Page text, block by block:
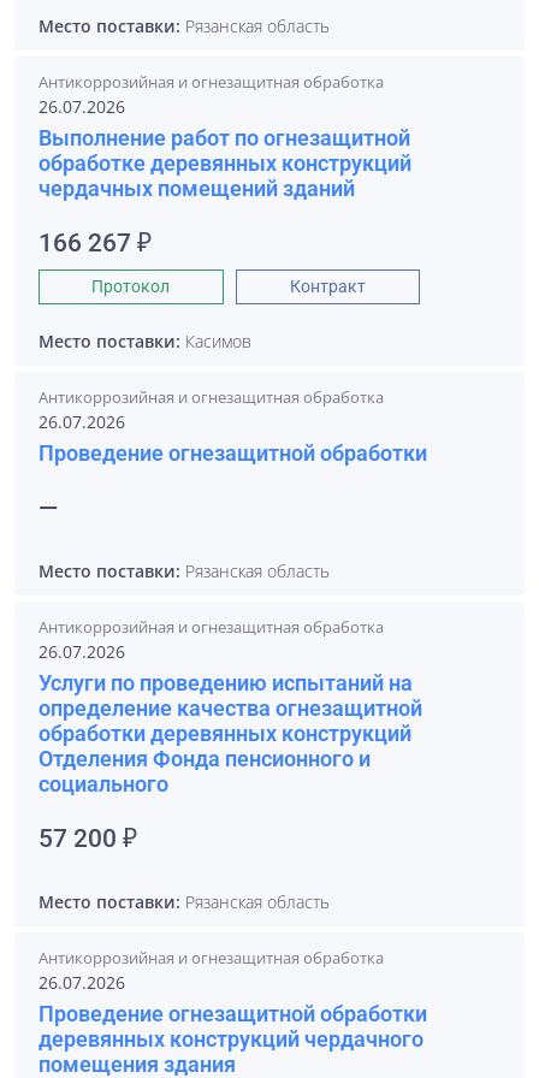
Место поставки: Рязанская область
Антикоррозийная и огнезащитная обработка
26.07.2026
Выполнение работ по огнезащитной
обработке деревянных конструкций
чердачных помещений зданий
166 267 ₽
Протокол Контракт
Место поставки: Касимов
Антикоррозийная и огнезащитная обработка
26.07.2026
Проведение огнезащитной обработки
—
Место поставки: Рязанская область
Антикоррозийная и огнезащитная обработка
26.07.2026
Услуги по проведению испытаний на
определение качества огнезащитной
обработки деревянных конструкций
Отделения Фонда пенсионного и
социального
57 200 ₽
Место поставки: Рязанская область
Антикоррозийная и огнезащитная обработка
26.07.2026
Проведение огнезащитной обработки
деревянных конструкций чердачного
помещения здания